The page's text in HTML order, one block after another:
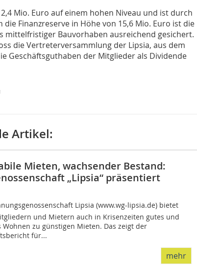
Mio. Euro auf einem hohen Niveau und ist durch
Finanzreserve in Höhe von 15,6 Mio. Euro ist die
mittelfristiger Bauvorhaben ausreichend gesichert.
die Vertreterversammlung der Lipsia, aus dem
Geschäftsguthaben der Mitglieder als Dividende
Artikel:
Mieten, wachsender Bestand:
„Lipsia“ präsentiert
Lipsia (www.wg-lipsia.de) bietet
und Mietern auch in Krisenzeiten gutes und
Wohnen zu günstigen Mieten. Das zeigt der
für...
mehr